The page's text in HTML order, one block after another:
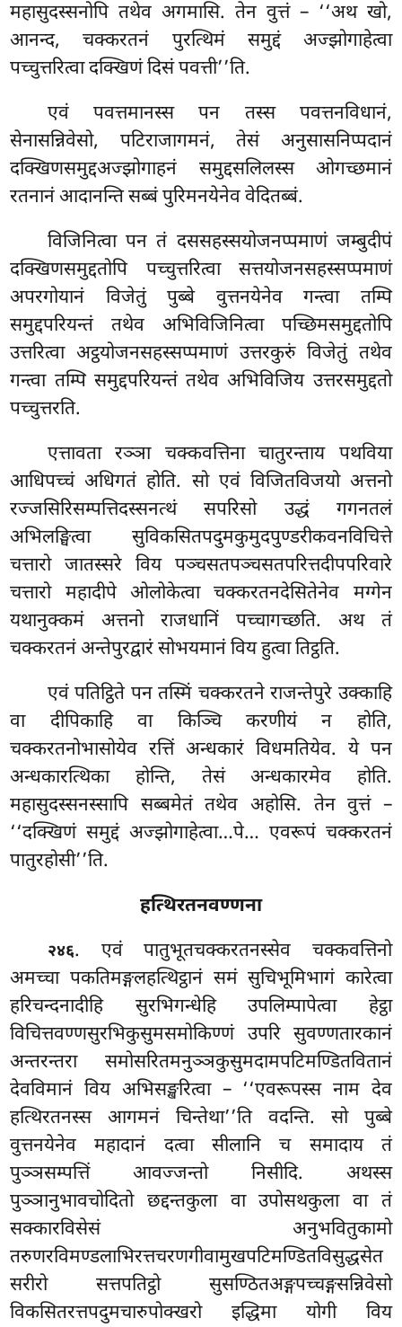
महासुदस्सनोपि तथेव अगमासि. तेन वुत्तं – ‘‘अथ खो,
आनन्द, चक्करतनं पुरत्थिमं समुद्दं अज्झोगाहेत्वा
पच्चुत्तरित्वा दक्खिणं दिसं पवत्ती’’ति.
एवं पवत्तमानस्स पन तस्स पवत्तनविधानं,
सेनासन्निवेसो, पटिराजागमनं, तेसं अनुसासनिप्पदानं
दक्खिणसमुद्दअज्झोगाहनं समुद्दसलिलस्स ओगच्छमानं
रतनानं आदानन्ति सब्बं पुरिमनयेनेव वेदितब्बं.
विजिनित्वा पन तं दससहस्सयोजनप्पमाणं जम्बुदीपं
दक्खिणसमुद्दतोपि पच्चुत्तरित्वा सत्तयोजनसहस्सप्पमाणं
अपरगोयानं विजेतुं पुब्बे वुत्तनयेनेव गन्त्वा तम्पि
समुद्दपरियन्तं तथेव अभिविजिनित्वा पच्छिमसमुद्दतोपि
उत्तरित्वा अट्ठयोजनसहस्सप्पमाणं उत्तरकुरुं विजेतुं तथेव
गन्त्वा तम्पि समुद्दपरियन्तं तथेव अभिविजिय उत्तरसमुद्दतो
पच्चुत्तरति.
एत्तावतारञ्ञा चक्कवत्तिना चातुरन्ताय पथविया
आधिपच्चं अधिगतं होति. सो एवं विजितविजयो अत्तनो
रज्जसिरिसम्पत्तिदस्सनत्थं सपरिसो उद्धं गगनतलं
अभिलङ्घित्वा सुविकसितपदुमकुमुदपुण्डरीकवनविचित्ते
चत्तारो जातस्सरे विय पञ्चसतपञ्चसतपरित्तदीपपरिवारे
चत्तारो महादीपे ओलोकेत्वा चक्करतनदेसितेनेव मग्गेन
यथानुक्कमं अत्तनो राजधानिं पच्चागच्छति. अथ तं
चक्करतनं अन्तेपुरद्वारं सोभयमानं विय हुत्वा तिट्ठति.
एवं पतिट्ठिते पन तस्मिं चक्करतने राजन्तेपुरे उक्काहि
वा दीपिकाहि वा किञ्चि करणीयं न होति,
चक्करतनोभासोयेव रत्तिं अन्धकारं विधमतियेव. ये पन
अन्धकारत्थिका होन्ति, तेसं अन्धकारमेव होति.
महासुदस्सनस्सापि सब्बमेतं तथेव अहोसि. तेन वुत्तं –
‘‘दक्खिणं समुद्दं अज्झोगाहेत्वा…पे… एवरूपं चक्करतनं
पातुरहोसी’’ति.
हत्थिरतनवण्णना
२४६. एवं पातुभूतचक्करतनस्सेव चक्कवत्तिनो
अमच्चा पकतिमङ्गलहत्थिट्ठानं समं सुचिभूमिभागं कारेत्वा
हरिचन्दनादीहि सुरभिगन्धेहि उपलिम्पापेत्वा हेट्ठा
विचित्तवण्णसुरभिकुसुमसमोकिण्णं उपरि सुवण्णतारकानं
अन्तरन्तरा समोसरितमनुञ्ञकुसुमदामपटिमण्डितवितानं
देवविमानं विय अभिसङ्खरित्वा – ‘‘एवरूपस्स नाम देव
हत्थिरतनस्स आगमनं चिन्तेथा’’ति वदन्ति. सो पुब्बे
वुत्तनयेनेव महादानं दत्वा सीलानि च समादाय तं
पुञ्ञसम्पत्तिं आवज्जन्तो निसीदि. अथस्स
पुञ्ञानुभावचोदितो छद्दन्तकुला वा उपोसथकुला वा तं
सक्कारविसेसं अनुभवितुकामो
तरुणरविमण्डलाभिरत्तचरणगीवामुखपटिमण्डितविसुद्धसेत
सरीरो सत्तपतिट्ठो सुसण्ठितअङ्गपच्चङ्गसन्निवेसो
विकसितरत्तपदुमचारुपोक्खरो इद्धिमा योगी विय